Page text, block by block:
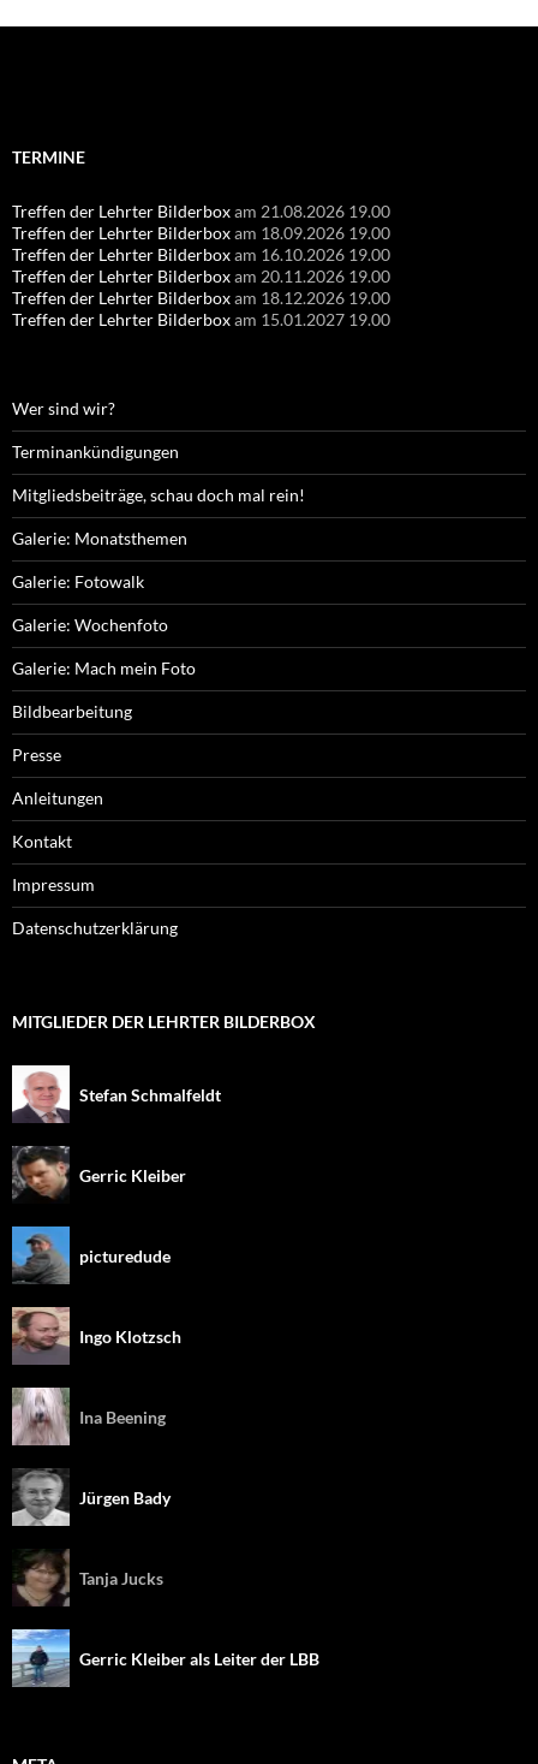
TERMINE
Treffen der Lehrter Bilderboxam 21.08.2026 19.00
Treffen der Lehrter Bilderboxam 18.09.2026 19.00
Treffen der Lehrter Bilderboxam 16.10.2026 19.00
Treffen der Lehrter Bilderboxam 20.11.2026 19.00
Treffen der Lehrter Bilderboxam 18.12.2026 19.00
Treffen der Lehrter Bilderboxam 15.01.2027 19.00
Wer sind wir?
Terminankündigungen
Mitgliedsbeiträge, schau doch mal rein!
Galerie: Monatsthemen
Galerie: Fotowalk
Galerie: Wochenfoto
Galerie: Mach mein Foto
Bildbearbeitung
Presse
Anleitungen
Kontakt
Impressum
Datenschutzerklärung
MITGLIEDER DER LEHRTER BILDERBOX
Stefan Schmalfeldt
Gerric Kleiber
picturedude
Ingo Klotzsch
Ina Beening
Jürgen Bady
Tanja Jucks
Gerric Kleiber als Leiter der LBB